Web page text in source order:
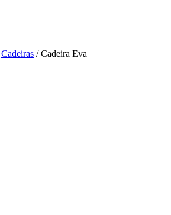
Cadeiras /Cadeira Eva